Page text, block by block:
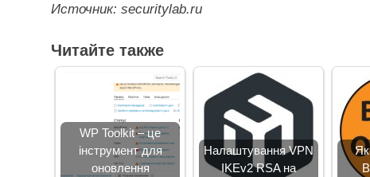
Источник: securitylab.ru
Читайте также
WP Toolkit – це
інструмент для
оновлення
Налаштування VPN
IKEv2 RSA на